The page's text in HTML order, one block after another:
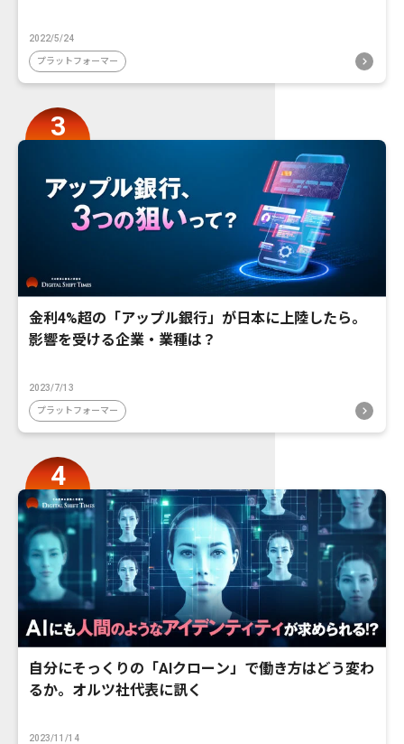
2022/5/24
プラットフォーマー
金利4%超の「アップル銀行」が日本に上陸したら。
影響を受ける企業・業種は？
2023/7/13
プラットフォーマー
自分にそっくりの「AIクローン」で働き方はどう変わ
るか。オルツ社代表に訊く
2023/11/14